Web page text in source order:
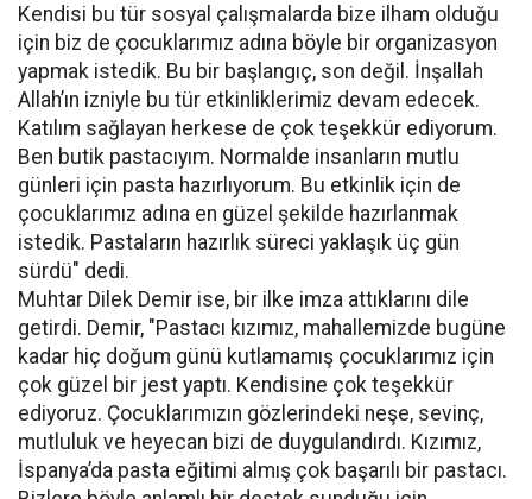
Kendisi bu tür sosyal çalışmalarda bize ilham olduğu
için biz de çocuklarımız adına böyle bir organizasyon
yapmak istedik. Bu bir başlangıç, son değil. İnşallah
Allah’ın izniyle bu tür etkinliklerimiz devam edecek.
Katılım sağlayan herkese de çok teşekkür ediyorum.
Ben butik pastacıyım. Normalde insanların mutlu
günleri için pasta hazırlıyorum. Bu etkinlik için de
çocuklarımız adına en güzel şekilde hazırlanmak
istedik. Pastaların hazırlık süreci yaklaşık üç gün
sürdü" dedi.
Muhtar Dilek Demir ise, bir ilke imza attıklarını dile
getirdi. Demir, "Pastacı kızımız, mahallemizde bugüne
kadar hiç doğum günü kutlamamış çocuklarımız için
çok güzel bir jest yaptı. Kendisine çok teşekkür
ediyoruz. Çocuklarımızın gözlerindeki neşe, sevinç,
mutluluk ve heyecan bizi de duygulandırdı. Kızımız,
İspanya’da pasta eğitimi almış çok başarılı bir pastacı.